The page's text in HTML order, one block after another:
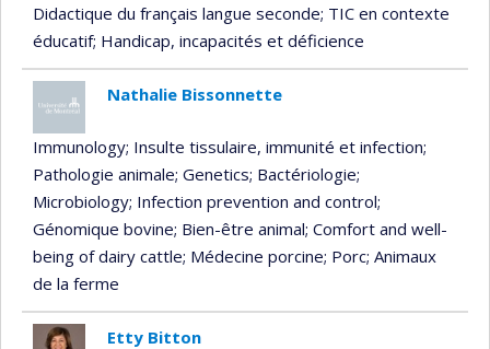
Didactique du français langue seconde; TIC en contexte
éducatif; Handicap, incapacités et déficience
Nathalie Bissonnette
Immunology; Insulte tissulaire, immunité et infection;
Pathologie animale; Genetics; Bactériologie;
Microbiology; Infection prevention and control;
Génomique bovine; Bien-être animal; Comfort and well-
being of dairy cattle; Médecine porcine; Porc; Animaux
de la ferme
Etty Bitton